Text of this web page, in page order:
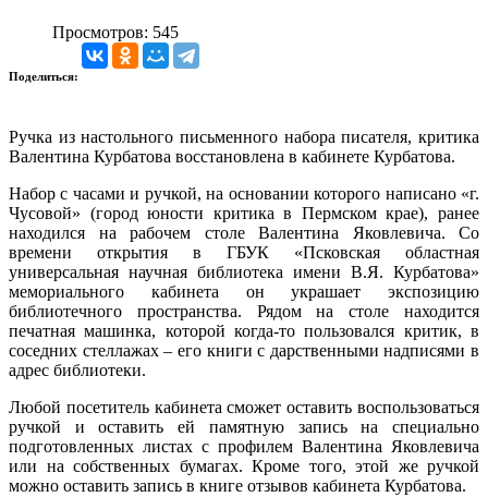
Просмотров: 545
Поделиться:
Ручка из настольного письменного набора писателя, критика
Валентина Курбатова восстановлена в кабинете Курбатова.
Набор с часами и ручкой, на основании которого написано «г.
Чусовой» (город юности критика в Пермском крае), ранее
находился на рабочем столе Валентина Яковлевича. Со
времени открытия в ГБУК «Псковская областная
универсальная научная библиотека имени В.Я. Курбатова»
мемориального кабинета он украшает экспозицию
библиотечного пространства. Рядом на столе находится
печатная машинка, которой когда-то пользовался критик, в
соседних стеллажах – его книги с дарственными надписями в
адрес библиотеки.
Любой посетитель кабинета сможет оставить воспользоваться
ручкой и оставить ей памятную запись на специально
подготовленных листах с профилем Валентина Яковлевича
или на собственных бумагах. Кроме того, этой же ручкой
можно оставить запись в книге отзывов кабинета Курбатова.